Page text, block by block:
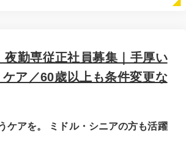
夜勤専従正社員募集｜手厚い
ア／60歳以上も条件変更な
ケアを。 ミドル・シニアの方も活躍